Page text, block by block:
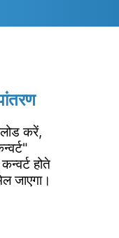
करें,
होते
जाएगा।